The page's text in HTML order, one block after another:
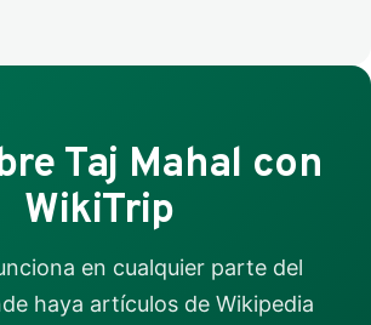
Taj Mahal con
WikiTrip
en cualquier parte del
haya artículos de Wikipedia